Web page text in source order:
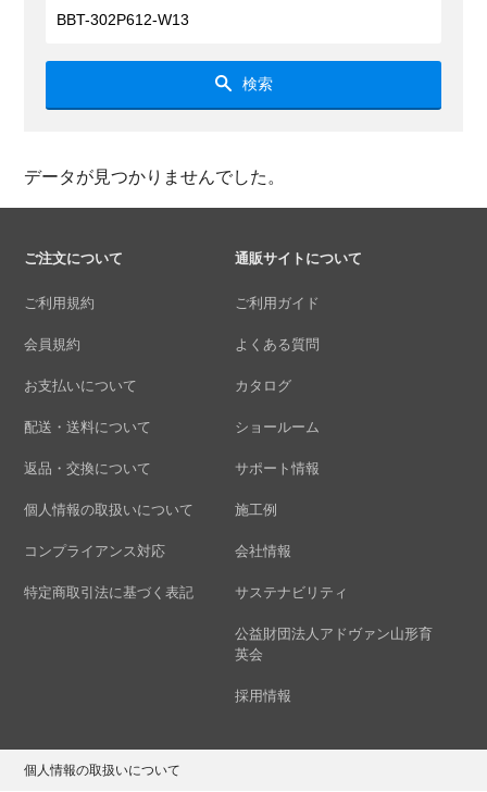
検索
データが見つかりませんでした。
ご注文について
ご利用規約
会員規約
お支払いについて
配送・送料について
返品・交換について
個人情報の取扱いについて
コンプライアンス対応
特定商取引法に基づく表記
通販サイトについて
ご利用ガイド
よくある質問
カタログ
ショールーム
サポート情報
施工例
会社情報
サステナビリティ
公益財団法人アドヴァン山形育
英会
採用情報
個人情報の取扱いについて